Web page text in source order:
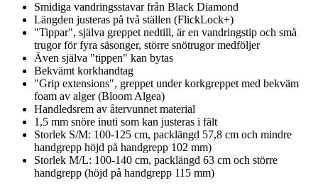
Smidiga vandringsstavar från Black Diamond
Längden justeras på två ställen (FlickLock+)
"Tippar", själva greppet nedtill, är en vandringstip och små
trugor för fyra säsonger, större snötrugor medföljer
Även själva "tippen" kan bytas
Bekvämt korkhandtag
"Grip extensions", greppet under korkgreppet med bekväm
foam av alger (Bloom Algea)
Handledsrem av återvunnet material
1,5 mm snöre inuti som kan justeras i fält
Storlek S/M: 100-125 cm, packlängd 57,8 cm och mindre
handgrepp höjd på handgrepp 102 mm)
Storlek M/L: 100-140 cm, packlängd 63 cm och större
handgrepp (höjd på handgrepp 115 mm)